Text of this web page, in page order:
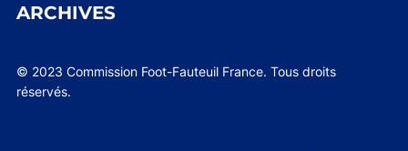
ARCHIVES
© 2023 Commission Foot-Fauteuil France. Tous droits
réservés.